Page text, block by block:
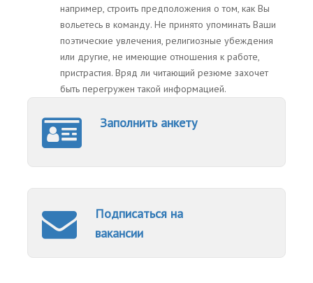
например, строить предположения о том, как Вы
вольетесь в команду. Не принято упоминать Ваши
поэтические увлечения, религиозные убеждения
или другие, не имеющие отношения к работе,
пристрастия. Вряд ли читающий резюме захочет
быть перегружен такой информацией.
Заполнить анкету
Подписаться на
вакансии